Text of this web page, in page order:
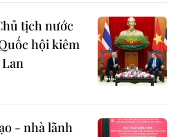
tịch nước
hội kiêm
- nhà lãnh